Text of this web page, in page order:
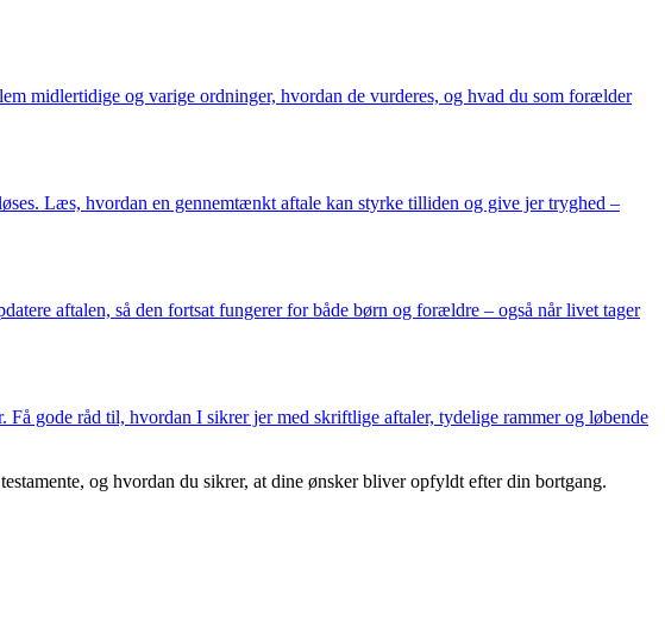
midlertidige og varige ordninger, hvordan de vurderes, og hvad du som forælder
Læs, hvordan en gennemtænkt aftale kan styrke tilliden og give jer tryghed –
aftalen, så den fortsat fungerer for både børn og forældre – også når livet tager
gode råd til, hvordan I sikrer jer med skriftlige aftaler, tydelige rammer og løbende
og hvordan du sikrer, at dine ønsker bliver opfyldt efter din bortgang.